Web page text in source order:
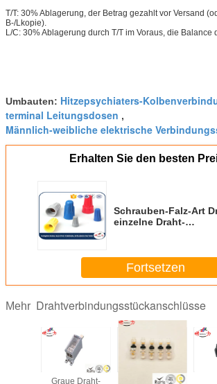
T/T: 30% Ablagerung, der Betrag gezahlt vor Versand
B-/Lkopie).
L/C: 30% Ablagerung durch T/T im Voraus, die Balance
Umbauten: Hitzepsychiaters-
terminal Leitungsdosen ,
Männlich-weibliche elektrische
Erhalten Sie den besten
Schrauben-Falz-Art
einzelne Draht-
Fortsetzen
Mehr Drahtverbindungsstückanschlüsse
Graue Draht- 0.35mm ² -